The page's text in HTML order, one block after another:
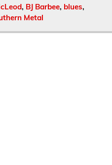
, BJ Barbee, blues,
Metal